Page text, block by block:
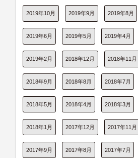
2019年10月 2019年9月 2019年8月
2019年6月 2019年5月 2019年4月
2019年2月 2018年12月 2018年11月
2018年9月 2018年8月 2018年7月
2018年5月 2018年4月 2018年3月
2018年1月 2017年12月 2017年11月
2017年9月 2017年8月 2017年7月